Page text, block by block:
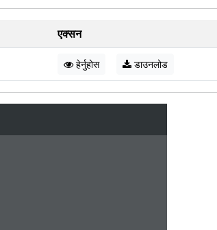
एक्सन
हेर्नुहोस डाउनलोड